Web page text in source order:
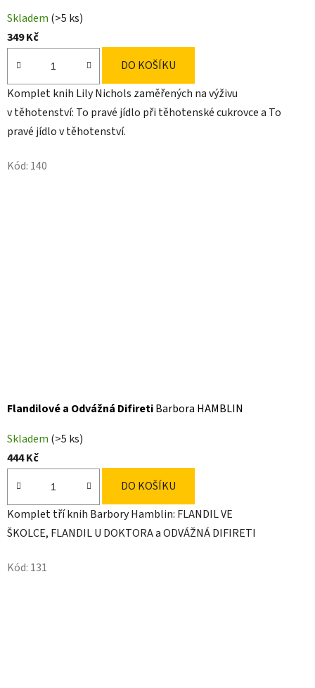
Skladem (>5 ks)
349 Kč
DO KOŠÍKU
Komplet knih Lily Nichols zaměřených na výživu
v těhotenství: To pravé jídlo při těhotenské cukrovce a To
pravé jídlo v těhotenství.
Kód: 140
Flandilové a Odvážná DifiretiBarbora HAMBLIN
Skladem (>5 ks)
444 Kč
DO KOŠÍKU
Komplet tří knih Barbory Hamblin: FLANDIL VE
ŠKOLCE, FLANDIL U DOKTORA a ODVÁŽNÁ DIFIRETI
Kód: 131